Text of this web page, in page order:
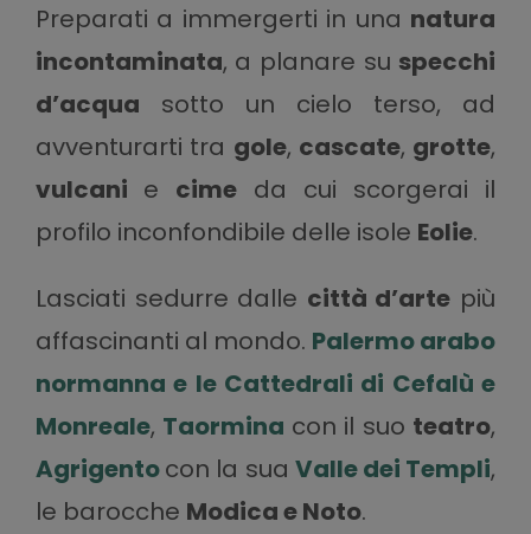
Preparati a immergerti in una natura
incontaminata, a planare su specchi
d’acqua sotto un cielo terso, ad
avventurarti tra gole, cascate, grotte,
vulcani e cime da cui scorgerai il
profilo inconfondibile delle isole Eolie.
Lasciati sedurre dalle città d’arte più
affascinanti al mondo. Palermo arabo
normanna e le Cattedrali di Cefalù e
Monreale, Taormina con il suo teatro,
Agrigentocon la sua Valle dei Templi,
le barocche Modica e Noto.